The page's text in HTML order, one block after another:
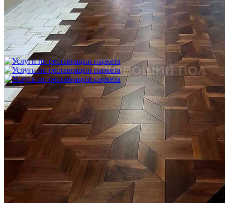
Укладка модульного паркета с финишным покрытием на
фанеру
3 600 ₽
Услуги по реставрации паркета
1 500 ₽